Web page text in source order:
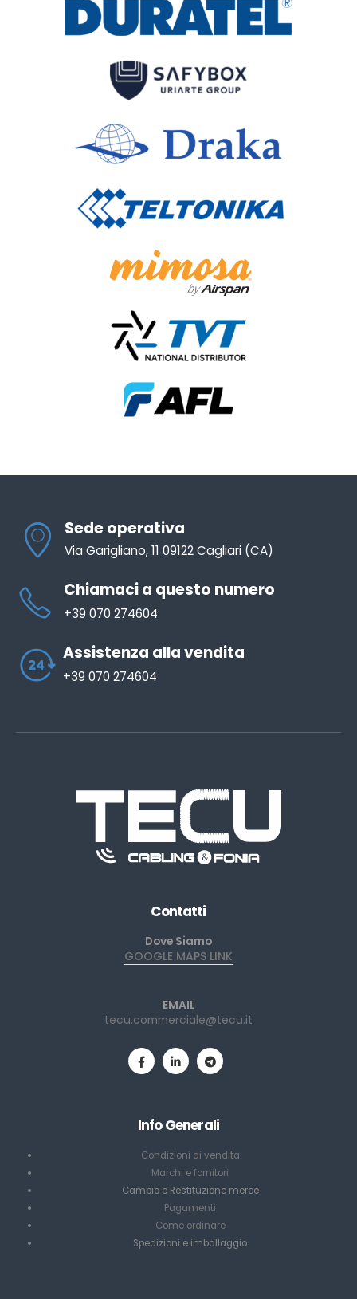
Sede operativa
Via Garigliano, 11 09122 Cagliari (CA)
Chiamaci a questo numero
+39 070 274604
Assistenza alla vendita
+39 070 274604
Contatti
Dove Siamo
GOOGLE MAPS LINK
EMAIL
tecu.commerciale@tecu.it
Info Generali
Condizioni di vendita
Marchi e fornitori
Cambio e Restituzione merce
Pagamenti
Come ordinare
Spedizioni e imballaggio